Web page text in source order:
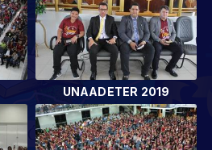
UNAADETER 2019